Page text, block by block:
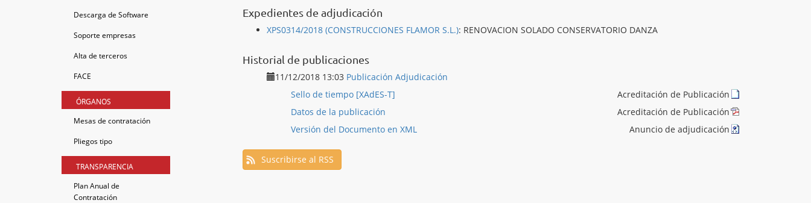
Descarga de Software
Soporte empresas
Alta de terceros
FACE
ÓRGANOS
Mesas de contratación
Pliegos tipo
TRANSPARENCIA
Plan Anual de
Contratación
Expedientes de adjudicación
XPS0314/2018 (CONSTRUCCIONES FLAMOR S.L.): RENOVACION SOLADO CONSERVATORIO DANZA
Historial de publicaciones
11/12/2018 13:03 Publicación Adjudicación
Acreditación de Publicación
Sello de tiempo [XAdES-T]
Acreditación de Publicación
Datos de la publicación
Anuncio de adjudicación
Versión del Documento en XML
Suscribirse al RSS